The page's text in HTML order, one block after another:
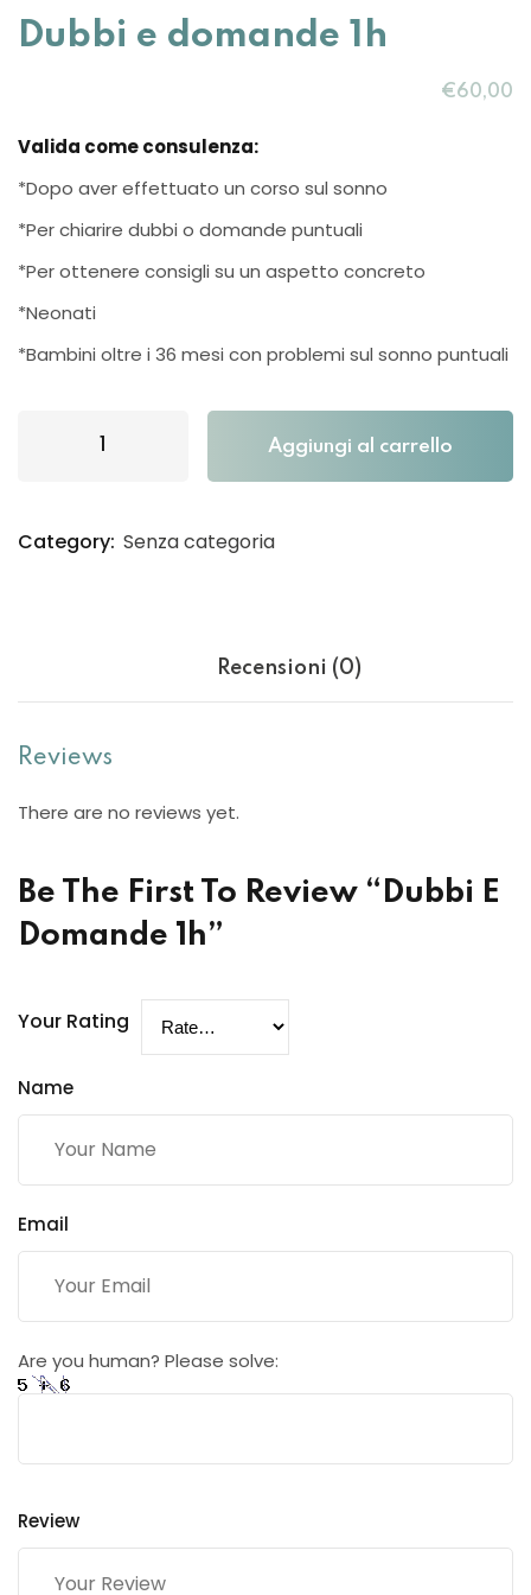
Dubbi e domande 1h
€60,00
Valida come consulenza:
*Dopo aver effettuato un corso sul sonno
*Per chiarire dubbi o domande puntuali
*Per ottenere consigli su un aspetto concreto
*Neonati
*Bambini oltre i 36 mesi con problemi sul sonno puntuali
Aggiungi al carrello
Category: Senza categoria
Recensioni (0)
Reviews
There are no reviews yet.
Be The First To Review “Dubbi E
Domande 1h”
Your Rating
Name
Email
Are you human? Please solve:
Review
Sign up
Want to become an instructor?
Are you human? Please solve: